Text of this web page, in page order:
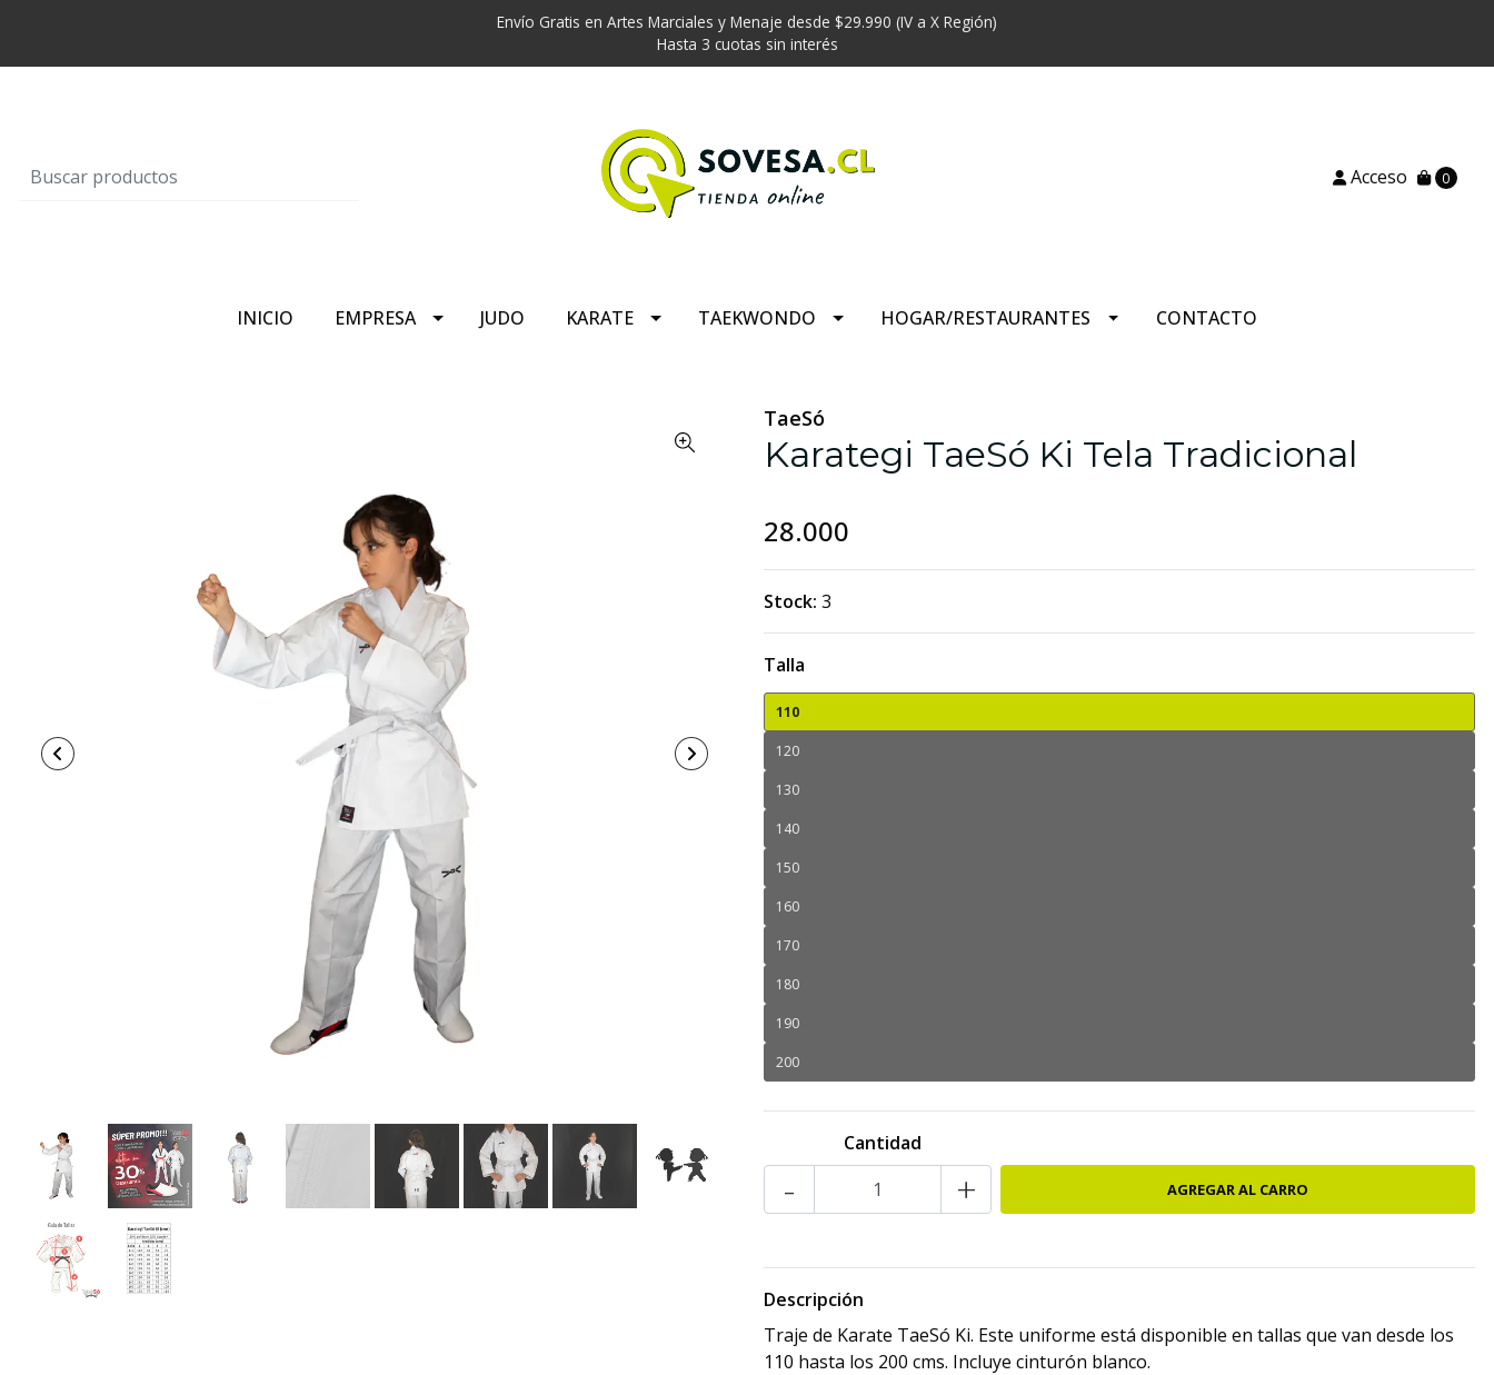
Envío Gratis en Artes Marciales y Menaje desde $29.990 (IV a X Región)
Hasta 3 cuotas sin interés
Acceso 0
INICIO EMPRESA JUDO KARATE TAEKWONDO HOGAR/RESTAURANTES CONTACTO
TaeSó
Karategi TaeSó Ki Tela Tradicional
28.000
Stock: 3
Talla
110
120
130
140
150
160
170
180
190
200
Cantidad
- +
Descripción
Traje de Karate TaeSó Ki. Este uniforme está disponible en tallas que van desde los
110 hasta los 200 cms. Incluye cinturón blanco.